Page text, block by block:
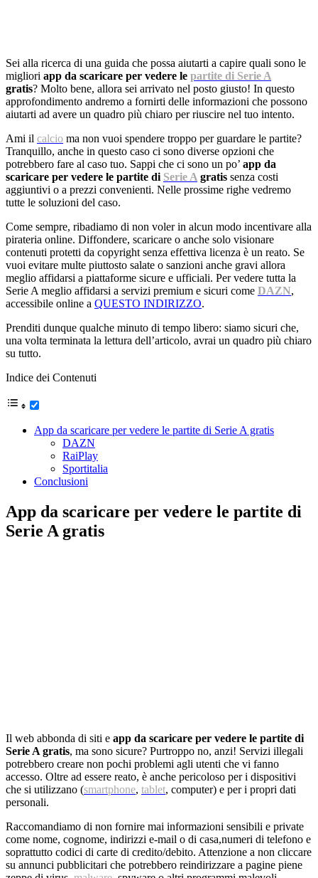
Sei alla ricerca di una guida che possa aiutarti a capire quali sono le
migliori app da scaricare per vedere le partite di Serie A
gratis? Molto bene, allora sei arrivato nel posto giusto! In questo
approfondimento andremo a fornirti delle informazioni che possono
aiutarti ad avere un quadro più chiaro per riuscire nel tuo intento.
Ami il calcio ma non vuoi spendere troppo per guardare le partite?
Tranquillo, anche in questo caso ci sono diverse opzioni che
potrebbero fare al caso tuo. Sappi che ci sono un po’ app da
scaricare per vedere le partite di Serie A gratis senza costi
aggiuntivi o a prezzi convenienti. Nelle prossime righe vedremo
tutte le soluzioni del caso.
Come sempre, ribadiamo di non voler in alcun modo incentivare alla
pirateria online. Diffondere, scaricare o anche solo visionare
contenuti protetti da copyright senza effettiva licenza è un reato. Se
vuoi evitare multe piuttosto salate o sanzioni anche gravi allora
meglio affidarsi a piattaforme sicure e ufficiali. Per vedere tutta la
Serie A meglio affidarsi a servizi premium e sicuri come DAZN,
accessibile online a QUESTO INDIRIZZO.
Prenditi dunque qualche minuto di tempo libero: siamo sicuri che,
una volta terminata la lettura dell’articolo, avrai un quadro più chiaro
su tutto.
Indice dei Contenuti
App da scaricare per vedere le partite di Serie A gratis
DAZN
RaiPlay
Sportitalia
Conclusioni
App da scaricare per vedere le partite di
Serie A gratis
Il web abbonda di siti e app da scaricare per vedere le partite di
Serie A gratis, ma sono sicure? Purtroppo no, anzi! Servizi illegali
potrebbero creare non pochi problemi agli utenti che vi fanno
accesso. Oltre ad essere reato, è anche pericoloso per i dispositivi
che si utilizzano (smartphone, tablet, computer) e per i propri dati
personali.
Raccomandiamo di non fornire mai informazioni sensibili e private
come nome, cognome, indirizzi e-mail o di casa,numeri di telefono e
soprattutto codici di carte di credito/debito. Attenzione a non cliccare
su annunci pubblicitari che potrebbero reindirizzare a pagine piene